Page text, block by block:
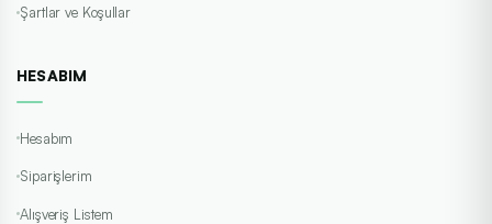
Bausch + Lomb
İncele
Şartlar ve Koşullar
HESABIM
Hesabım
Siparişlerim
Alışveriş Listem